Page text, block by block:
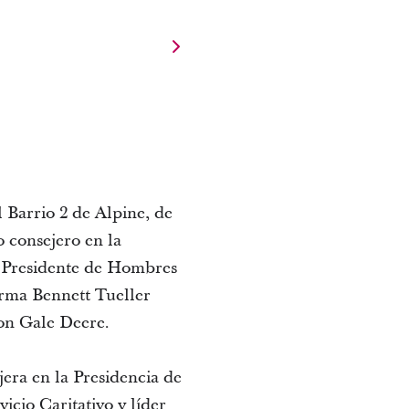
2 de Alpine, de
en la
de Hombres
Bennett Tueller
Gale Deere.
en la Presidencia de